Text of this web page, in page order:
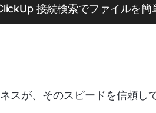
接続検索でファイルを簡
スが、そのスピードを信頼し